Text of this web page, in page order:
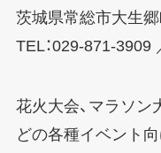
茨城県常総市大生
TEL：029-871-3909
花火大会、マラソン
どの各種イベント